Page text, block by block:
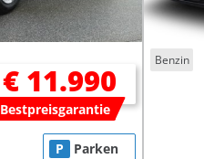
€ 11.990
Bestpreisgarantie
P Parken
Benzin